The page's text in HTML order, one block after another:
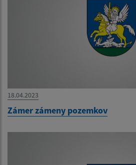
18.04.2023
Zámer zámeny pozemkov